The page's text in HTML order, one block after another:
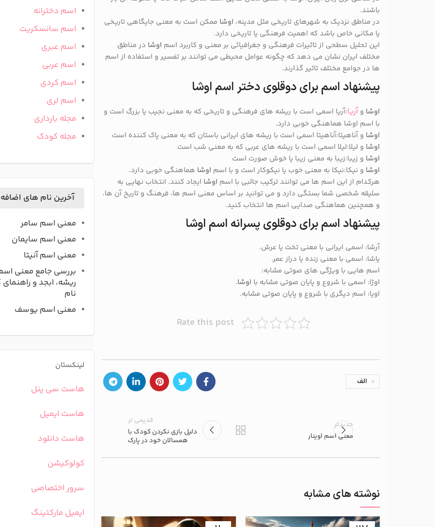
باشند.
در مناطق نزدیک به شهرهای تاریخی مثل مدینه، اوشا ممکن است به معنی جایگاهی تاریخی
یا مکانی خاص باشد که اهمیت فرهنگی یا تاریخی دارد.
این تحلیل سطحی از تاثیرات فرهنگی و جغرافیائی بر معنی و کاربرد اسم اوشا در مناطق
مختلف ایران نشان می دهد که چگونه عوامل محیطی می توانند بر تفسیر و استفاده از اسم
ها در جوامع مختلف تاثیر گذارند.
پیشنهاد اسم برای دوقلوی دختر اسم اوشا
اوشا وآریا:آریا اسمی است با ریشه های فرهنگی و تاریخی که به معنی نجیب یا بزرگ است و
با اسم اوشا هماهنگی خوبی دارد.
اوشا و آناهیتا:آناهیتا اسمی است با ریشه های ایرانی باستان که به معنی پاک کننده است
اوشا و لیلا:لیلا اسمی است با ریشه های عربی که به معنی شب است
اوشا و زیبا:زیبا به معنی زیبا یا خوش صورت است
اوشا و نیکا:نیکا به معنی خوب یا نیکوکار است و با اسم اوشا هماهنگی خوبی دارد.
هرکدام از این اسم ها می توانند ترکیب جالبی با اسم اوشا ایجاد کنند. انتخاب نهایی به
سلیقه شخصی شما بستگی دارد و می توانید بر اساس معنی اسم ها، فرهنگ و تاریخ آن ها،
و همچنین هماهنگی صدایی اسم ها انتخاب کنید.
پیشنهاد اسم برای دوقلوی پسرانه اسم اوشا
آرشا: اسمی ایرانی با معنی تخت یا عرش.
یاشا: اسمی با معنی زنده یا دراز عمر.
اسم هایی با ویژگی های صوتی مشابه:
اوژا: اسمی با شروع و پایان صوتی مشابه با اوشا.
اویا: اسم دیگری با شروع و پایان صوتی مشابه.
Rate this post
الف
جدیدتر
معنی اسم اوینار
قدیمی تر
دلیل بازی نکردن کودک با
همسالان خود در پارک
نوشته های مشابه
اسم دخترانه
اسم سانسکریت
اسم عبری
اسم عربی
اسم کردی
اسم لری
مجله بارداری
مجله کودک
آخرین نام های
معنی اسم سامر
معنی اسم سایمان
معنی اسم آنیتا
بررسی جامع معنی
ریشه، ابجد و
نام
معنی اسم یوسف
لینکستان
هاست سی پنل
هاست ایمیل
هاست دانلود
کولوکیشن
سرور اختصاصی
ایمیل مارکتینگ